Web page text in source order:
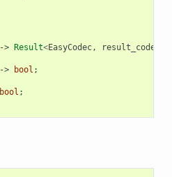
-> Result<EasyCodec, result_code
-> bool ;
bool ;